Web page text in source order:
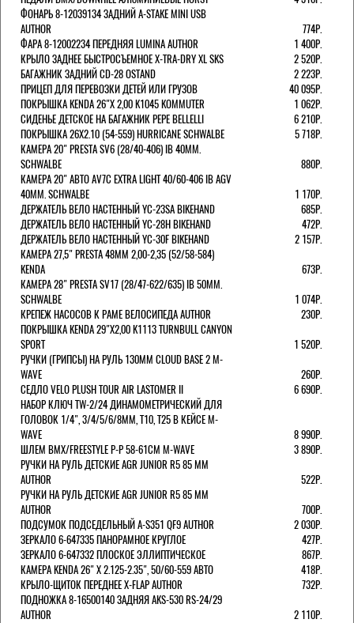
ФОНАРЬ 8-12039134 ЗАДНИЙ A-STAKE MINI USB
AUTHOR
774Р.
ФАРА 8-12002234 ПЕРЕДНЯЯ LUMINA AUTHOR
1 400Р.
КРЫЛО ЗАДНЕЕ БЫСТРОСЪЕМНОЕ X-TRA-DRY XL SKS
2 520Р.
БАГАЖНИК ЗАДНИЙ CD-28 OSTAND
2 223Р.
ПРИЦЕП ДЛЯ ПЕРЕВОЗКИ ДЕТЕЙ ИЛИ ГРУЗОВ
40 095Р.
ПОКРЫШКА KENDA 26"Х 2,00 K1045 KOMMUTER
1 062Р.
СИДЕНЬЕ ДЕТСКОЕ НА БАГАЖНИК PEPE BELLELLI
6 210Р.
ПОКРЫШКА 26X2.10 (54-559) HURRICANE SCHWALBE
5 718Р.
КАМЕРА 20" PRESTA SV6 (28/40-406) IB 40MM.
SCHWALBE
880Р.
КАМЕРА 20" АВТО AV7C EXTRA LIGHT 40/60-406 IB AGV
40MM. SCHWALBE
1 170Р.
ДЕРЖАТЕЛЬ ВЕЛО НАСТЕННЫЙ YC-23SA BIKEHAND
685Р.
ДЕРЖАТЕЛЬ ВЕЛО НАСТЕННЫЙ YC-28H BIKEHAND
472Р.
ДЕРЖАТЕЛЬ ВЕЛО НАСТЕННЫЙ YC-30F BIKEHAND
2 157Р.
КАМЕРА 27,5" PRESTA 48ММ 2,00-2,35 (52/58-584)
KENDA
673Р.
КАМЕРА 28" PRESTA SV17 (28/47-622/635) IB 50MM.
SCHWALBE
1 074Р.
КРЕПЕЖ НАСОСОВ К РАМЕ ВЕЛОСИПЕДА AUTHOR
230Р.
ПОКРЫШКА KENDA 29"Х2,00 K1113 TURNBULL CANYON
SPORT
1 520Р.
РУЧКИ (ГРИПСЫ) НА РУЛЬ 130ММ CLOUD BASE 2 M-
WAVE
260Р.
СЕДЛО VELO PLUSH TOUR AIR LASTOMER II
6 690Р.
НАБОР КЛЮЧ TW-2/24 ДИНАМОМЕТРИЧЕСКИЙ ДЛЯ
ГОЛОВОК 1/4", 3/4/5/6/8ММ, T10, T25 В КЕЙСЕ M-
WAVE
8 990Р.
ШЛЕМ ВМХ/FREESTYLE Р-Р 58-61СМ M-WAVE
3 890Р.
РУЧКИ НА РУЛЬ ДЕТСКИЕ AGR JUNIOR R5 85 ММ
AUTHOR
522Р.
РУЧКИ НА РУЛЬ ДЕТСКИЕ AGR JUNIOR R5 85 ММ
AUTHOR
700Р.
ПОДСУМОК ПОДСЕДЕЛЬНЫЙ A-S351 QF9 AUTHOR
2 030Р.
ЗЕРКАЛО 6-647335 ПАНОРАМНОЕ КРУГЛОЕ
427Р.
ЗЕРКАЛО 6-647332 ПЛОСКОЕ ЭЛЛИПТИЧЕСКОЕ
867Р.
КАМЕРА KENDA 26" Х 2.125-2.35", 50/60-559 АВТО
418Р.
КРЫЛО-ЩИТОК ПЕРЕДНЕЕ X-FLAP AUTHOR
732Р.
ПОДНОЖКА 8-16500140 ЗАДНЯЯ AKS-530 RS-24/29
AUTHOR
2 110Р.